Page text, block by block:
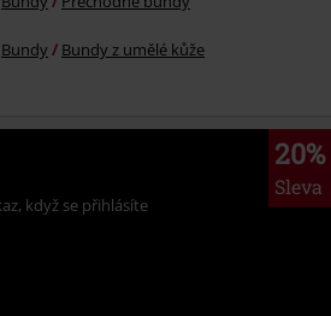
černé bundy
Bundy
Bundy Bundy z umělé kůže